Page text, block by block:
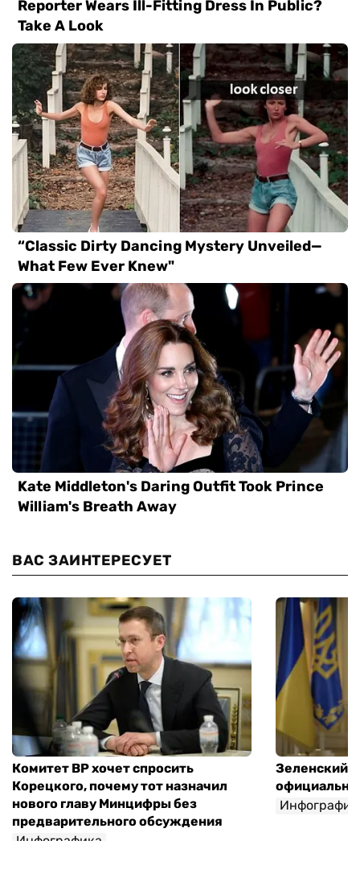
ВАС ЗАИНТЕРЕСУЕТ
Комитет ВР хочет спросить
Корецкого, почему тот назначил
нового главу Минцифры без
предварительного обсуждения
Инфографика
Зеленский